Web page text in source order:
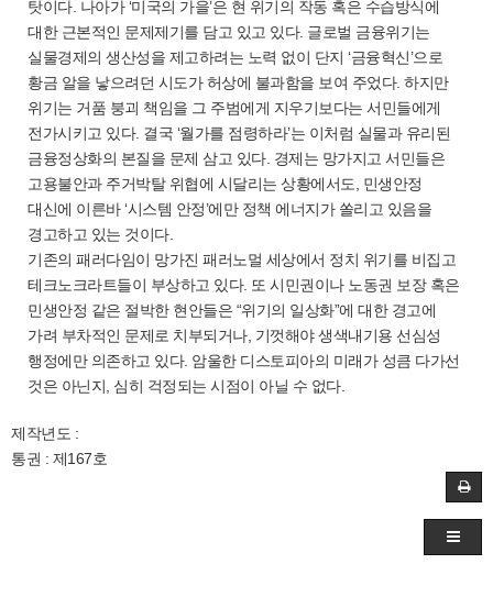
탓이다. 나아가 ‘미국의 가을’은 현 위기의 작동 혹은 수습방식에
대한 근본적인 문제제기를 담고 있고 있다. 글로벌 금융위기는
실물경제의 생산성을 제고하려는 노력 없이 단지 ‘금융혁신’으로
황금 알을 낳으려던 시도가 허상에 불과함을 보여 주었다. 하지만
위기는 거품 붕괴 책임을 그 주범에게 지우기보다는 서민들에게
전가시키고 있다. 결국 ‘월가를 점령하라’는 이처럼 실물과 유리된
금융정상화의 본질을 문제 삼고 있다. 경제는 망가지고 서민들은
고용불안과 주거박탈 위협에 시달리는 상황에서도, 민생안정
대신에 이른바 ‘시스템 안정’에만 정책 에너지가 쏠리고 있음을
경고하고 있는 것이다.
기존의 패러다임이 망가진 패러노멀 세상에서 정치 위기를 비집고
테크노크라트들이 부상하고 있다. 또 시민권이나 노동권 보장 혹은
민생안정 같은 절박한 현안들은 “위기의 일상화”에 대한 경고에
가려 부차적인 문제로 치부되거나, 기껏해야 생색내기용 선심성
행정에만 의존하고 있다. 암울한 디스토피아의 미래가 성큼 다가선
것은 아닌지, 심히 걱정되는 시점이 아닐 수 없다.
제작년도 :
통권 : 제167호